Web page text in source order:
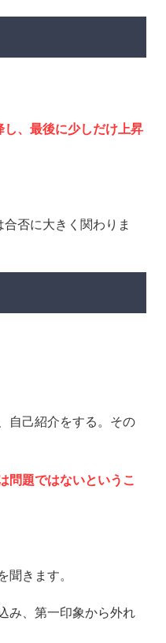
、最後に少しだけ上昇
合否に大きく関わりま
自己紹介をする。その
問題ではないというこ
きます。
み、第一印象から外れ